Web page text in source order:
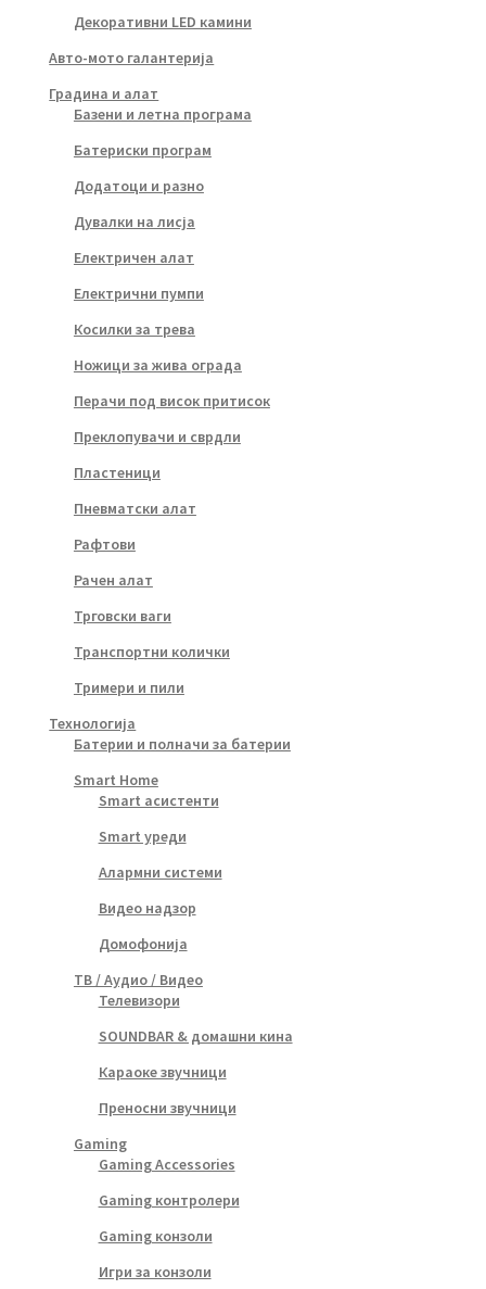
Декоративни LED камини
Авто-мото галантерија
Градина и алат
Базени и летна програма
Батериски програм
Додатоци и разно
Дувалки на лисја
Електричен алат
Електрични пумпи
Косилки за трева
Ножици за жива ограда
Перачи под висок притисок
Преклопувачи и сврдли
Пластеници
Пневматски алат
Рафтови
Рачен алат
Трговски ваги
Транспортни колички
Тримери и пили
Технологија
Батерии и полначи за батерии
Smart Home
Smart асистенти
Smart уреди
Алармни системи
Видео надзор
Домофонија
ТВ / Аудио / Видео
Телевизори
SOUNDBAR & домашни кина
Караоке звучници
Преносни звучници
Gaming
Gaming Accessories
Gaming контролери
Gaming конзоли
Игри за конзоли